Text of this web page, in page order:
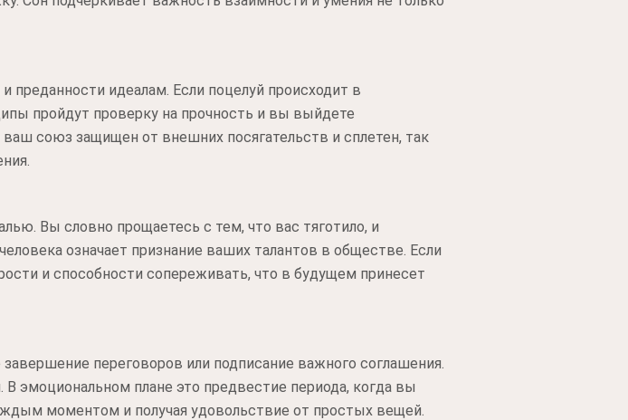
преданности идеалам. Если поцелуй происходит в
пройдут проверку на прочность и вы выйдете
союз защищен от внешних посягательств и сплетен, так
Вы словно прощаетесь с тем, что вас тяготило, и
означает признание ваших талантов в обществе. Если
и способности сопереживать, что в будущем принесет
переговоров или подписание важного соглашения.
эмоциональном плане это предвестие периода, когда вы
моментом и получая удовольствие от простых вещей.